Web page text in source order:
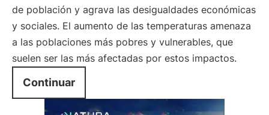
de población y agrava las desigualdades económicas
y sociales. El aumento de las temperaturas amenaza
a las poblaciones más pobres y vulnerables, que
suelen ser las más afectadas por estos impactos.
Continuar